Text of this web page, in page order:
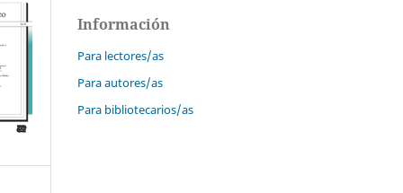
Información
Para lectores/as
Para autores/as
Para bibliotecarios/as